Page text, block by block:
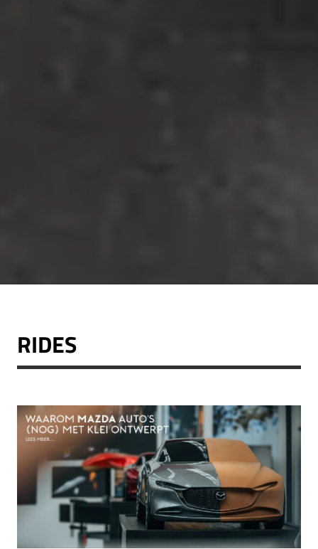
RIDES